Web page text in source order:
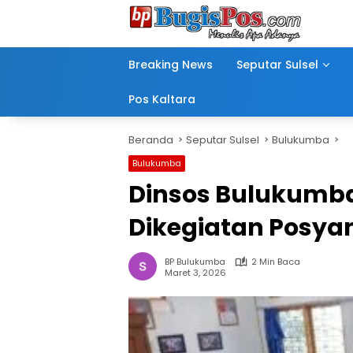
Breaking News Seputar Sulsel
Pos Kaltara
Beranda Seputar Sulsel Bulukumba
Bulukumba
Dinsos
Dikegiatan
BP Bulukumba
2 Min Baca
Maret 3, 2026